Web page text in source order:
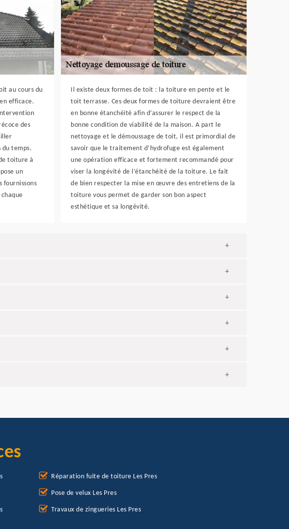
au cours du
efficace.
des
temps.
toiture à
un
fournissons
Il existe deux formes de toit : la toiture en pente et le
toit terrasse. Ces deux formes de toiture devraient être
en bonne étanchéité afin d’assurer le respect de la
bonne condition de viabilité de la maison. A part le
nettoyage et le démoussage de toit, il est primordial de
savoir que le traitement d’hydrofuge est également
une opération efficace et fortement recommandé pour
viser la longévité de l’étanchéité de la toiture. Le fait
de bien respecter la mise en œuvre des entretiens de la
toiture vous permet de garder son bon aspect
esthétique et sa longévité.
+
+
+
+
+
+
Réparation fuite de toiture Les Pres
Pose de velux Les Pres
Travaux de zingueries Les Pres